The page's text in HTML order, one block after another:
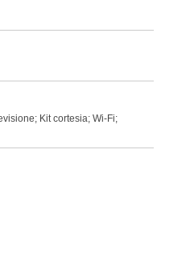
Kit cortesia; Wi-Fi;